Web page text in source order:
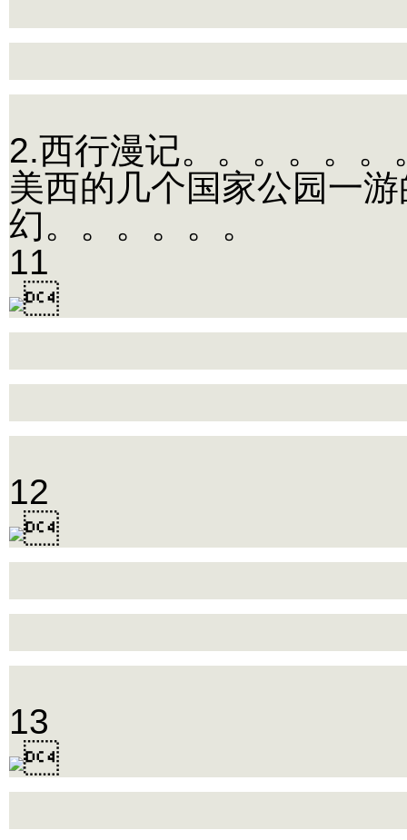
2.西行漫记。。。。。。
美西的几个国家公园一
幻。。。。。。
11

12

13
